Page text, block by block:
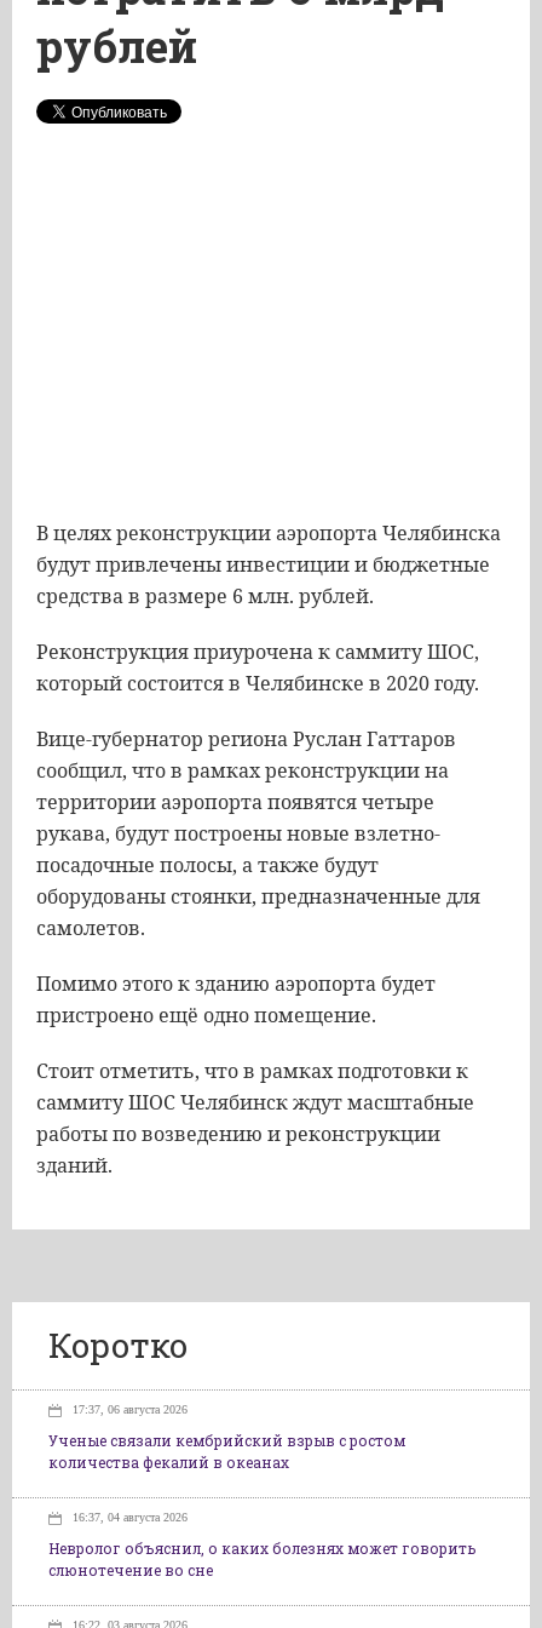
рублей
В целях реконструкции аэропорта Челябинска
будут привлечены инвестиции и бюджетные
средства в размере 6 млн. рублей.
Реконструкция приурочена к саммиту ШОС,
который состоится в Челябинске в 2020 году.
Вице-губернатор региона Руслан Гаттаров
сообщил, что в рамках реконструкции на
территории аэропорта появятся четыре
рукава, будут построены новые взлетно-
посадочные полосы, а также будут
оборудованы стоянки, предназначенные для
самолетов.
Помимо этого к зданию аэропорта будет
пристроено ещё одно помещение.
Стоит отметить, что в рамках подготовки к
саммиту ШОС Челябинск ждут масштабные
работы по возведению и реконструкции
зданий.
Коротко
17:37, 06 августа 2026
Ученые связали кембрийский взрыв с ростом
количества фекалий в океанах
16:37, 04 августа 2026
Невролог объяснил, о каких болезнях может говорить
слюнотечение во сне
16:22, 03 августа 2026